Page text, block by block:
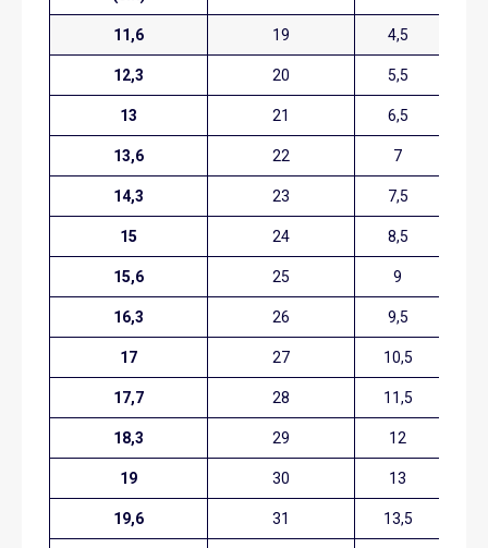
11,6 19 4,5
12,3 20 5,5
13 21 6,5
13,6 22 7
14,3 23 7,5
15 24 8,5
15,6 25 9
16,3 26 9,5
17 27 10,5
17,7 28 11,5
18,3 29 12
19 30 13
19,6 31 13,5